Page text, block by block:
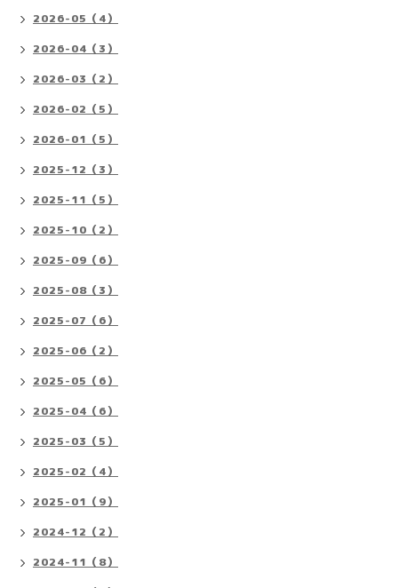
2026-05（4）
2026-04（3）
2026-03（2）
2026-02（5）
2026-01（5）
2025-12（3）
2025-11（5）
2025-10（2）
2025-09（6）
2025-08（3）
2025-07（6）
2025-06（2）
2025-05（6）
2025-04（6）
2025-03（5）
2025-02（4）
2025-01（9）
2024-12（2）
2024-11（8）